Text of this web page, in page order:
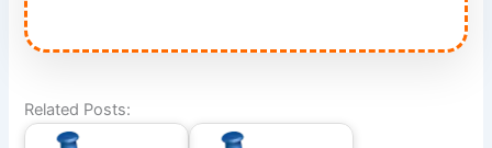
Related Posts: